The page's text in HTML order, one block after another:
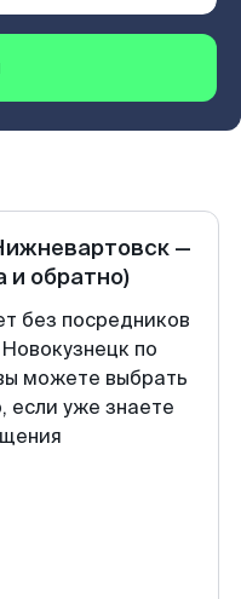
—
и обратно)
без посредников
по
можете выбрать
если уже знаете